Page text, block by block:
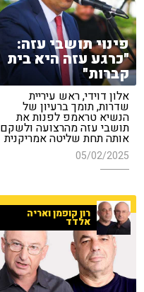
פינוי תושבי עזה:
"כרגע עזה היא בית
קברות"
אלון דוידי, ראש עיריית
שדרות, תומך ברעיון של
הנשיא טראמפ לפנות את
תושבי עזה מהרצועה ולשקם
אותה תחת שליטה אמריקנית
05/02/2025
רון קופמן ואריה
אלדד